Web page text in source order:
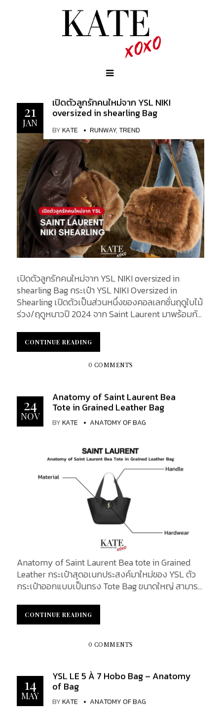
21
JAN
เปิดตัวลูกรักคนใหม่จาก YSL NIKI
oversized in shearling Bag
BYKATE RUNWAY, TREND
เปิดตัวลูกรักคนใหม่จาก YSL NIKI oversized in
shearling Bag กระเป๋า YSL NIKI Oversized in
Shearling เปิดตัวเป็นส่วนหนึ่งของคอลเลกชั่นฤดูใบไม้
ร่วง/ฤดูหนาวปี 2024 จาก Saint Laurent มาพร้อมกับ
เนื้อสัมผัสนุ่มสบาย ทำให้เหมาะกับอากาศหนาวเย็น ถือ
เป็นชิ้นงานโดดเด่นจากคอลเลกชั่น YSL NIKI และเพิ่ม
ความทันสมัยและเก๋ไก๋ให้กับเครื่องประดับฤดูหนาวแบบ
เป็นที่ชื่นชอบอย่างรวดเร็วในหมู่ผู้นิยมแฟชั่นของ
แบรนด์ YSL และผู้ทรงอิทธิพลในวงการต่าง ๆ รวมถึง
Rihanna ซึ่งถูกพบเห็นถือกระเป๋าใบนี้ในปี 2024
YSL NIKI Oversized in Shearling เป็นผลงานที่แสดง
ถึงความงามและความหรูหราผสานกันอย่างลงตัวจาก
Yves Saint Laurent ซึ่งมีการนำเสนอในรูปแบบที่ไม่
เหมือนใครและทันสมัย โดยใช้วัสดุเชียร์ลิง หรือหนังขน
แกะ ที่มีลักษณะเนื้อนุ่มและสวยงาม เหมาะสำหรับฤดู
หนาวและเป็นไอเทมที่เพิ่มความอบอุ่นให้กับสไตล์ของผู้
ความเป็นเอกลักษณ์ของแบรนด์ YSL โดยเฉพาะใน
ดีไซน์ของสายสะพายแบบเชือกเกลียวและลาย NIKI ซึ่งมี
ขนาดใหญ่กว่ารุ่นปกติ ทำให้สะดวกและเหมาะสำหรับการ
ใช้งานในทุก ๆ วัน ขนาดใหญ่และสามารถบรรจุของได้
มากขึ้น เป็นตัวเลือกที่สมบูรณ์แบบสำหรับการใช้งานทั้ง
ยังมีความหลากหลายในการเลือกใช้สีและดีเทลที่
สามารถเลือกจับคู่กับเสื้อผ้าและสไตล์ของผู้ใช้ได้อย่าง
แต้มด้วยวัสดุเชียร์ลิงที่ให้สัมผัสอ่อนนุ่ม มอบความรู้สึก
แกะ ตกแต่งด้วย CASSANDRE กระเป๋าใบใหญ่จุของได้
เยอะ มีช่องเก็บของ 2 ช่องและช่องแบนขนาดใหญ่ ซับใน
ผ้าฝ้าย ฮาร์ดแวร์สีบรอนซ์ ตัวล็อคแบบแม่เหล็ก กระเป๋า
แบน 2...
CONTINUE READING
CONTINUE READING
0 COMMENTS
24
NOV
Anatomy of Saint Laurent Bea
Tote in Grained Leather Bag
BYKATE ANATOMY OF BAG
Anatomy of Saint Laurent Bea tote in Grained
Leather กระเป๋าสุดอเนกประสงค์มาใหม่ของ YSL ตัว
กระเป๋าออกแบบเป็นทรง Tote Bag ขนาดใหญ่ สามารถ
พร้อมแถบข้างกระเป๋าที่มีลูกเล่นสามารถหุบและขยายได้
โดยมีกิมมิกเล็กๆ เป็นสายหนังไว้คอยรัด และจัดรูปทรง
Design : ด้านหน้าของกระเป๋า Material : วัสดุที่ถูกทำมา
มีลวดลายของหนังอันเป็นเอกลักษณ์ Handle : หูหิ้ว
กระเป๋าเป็นแผ่นหนังชิ้นเดียวกันกับตัวกระเป๋าหลัก ทำ
จากหนังกวาง ผิวสัมผัสนุ่ม ขนาดกำลังพอดี
Hardwere : ฮาร์ดแวร์โทนสีทอง เป็นรูปโลโก้ YSL
CONTINUE READING
CONTINUE READING
0 COMMENTS
14
MAY
YSL LE 5 À 7 Hobo Bag – Anatomy
of Bag
BYKATE ANATOMY OF BAG